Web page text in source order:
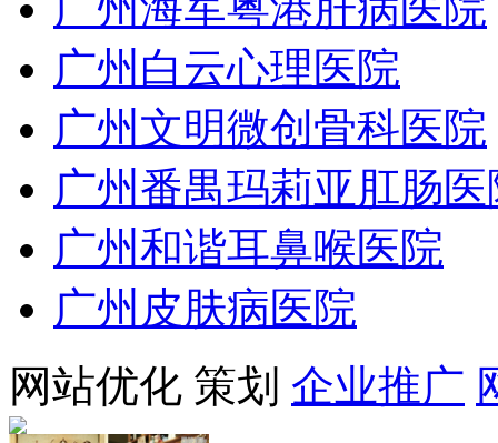
广州白云心理医院
广州文明微创骨科医院
广州番禺玛莉亚肛肠医
广州和谐耳鼻喉医院
广州皮肤病医院
网站优化 策划 企业推广